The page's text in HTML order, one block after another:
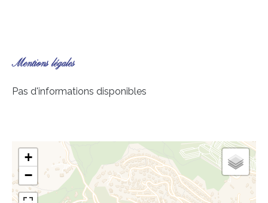
Mentions légales
Pas d'informations disponibles
+
−